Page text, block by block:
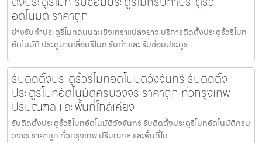
อัตโนมัติ ราคาถูก
ช่างรับทำประตูรีโมทถนนฉะเชิงเทราแปลงยาว บริการติดตั้งประตูรั้วรีโมท
อัตโนมัติ ประตูบานเลื่อนรีโมท รับทำ และ รับซ่อมประตูร
รับติดตั้งประตูรั้วรีโมทอัตโนมัติวังจันทร์ รับติดตั้ง
ประตูรีโมทอัตโนมัติครบวงจร ราคาถูก ทั่วกรุงเทพ
ปริมณฑล และพื้นที่ใกล้เคียง
รับติดตั้งประตูรั้วรีโมทอัตโนมัติวังจันทร์ รับติดตั้งประตูรีโมทอัตโนมัติครบ
วงจร ราคาถูก ทั่วกรุงเทพ ปริมณฑล และพื้นที่ใก